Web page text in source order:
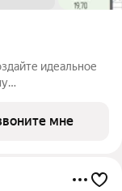
идеальное
находятся
мне